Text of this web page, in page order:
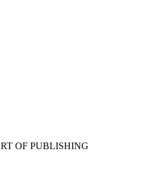
OF PUBLISHING